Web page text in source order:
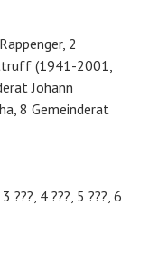
2
(1941-2001,
Johann
8 Gemeinderat
???, 4 ???, 5 ???, 6